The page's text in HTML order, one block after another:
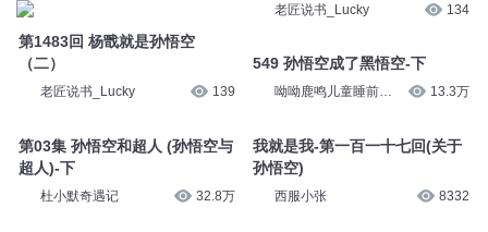
第1483回 杨戬就是孙悟空
（二）
老匠说书_Lucky 139
第03集 孙悟空和超人 (孙悟空与
超人)-下
杜小默奇遇记 32.8万
老匠说书_Lucky 134
549 孙悟空成了黑悟空-下
呦呦鹿鸣儿童睡前故
13.3万
我就是我-第一百一十七回(关于
孙悟空)
西服小张 8332